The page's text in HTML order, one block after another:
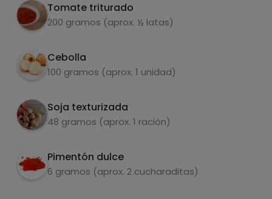
Tomate triturado
200 gramos (aprox. ½ latas)
Cebolla
100 gramos (aprox. 1 unidad)
Soja texturizada
48 gramos (aprox. 1 ración)
Pimentón dulce
6 gramos (aprox. 2 cucharaditas)
Azúcares
Grasas